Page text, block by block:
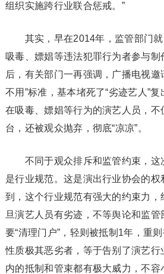
组织实施跨行业联合惩戒。”
其实，早在2014年，监管部门就
吸毒、嫖娼等违法犯罪行为者参与
后，有关部门一再强调，广播电视邀
不用”标准，基本堵死了“劣迹艺人”
在吸毒、嫖娼等行为的演艺人员，
台，还被观众抛弃，彻底“凉凉”。
不同于观众排斥和监管约束，这次
是行业规范。这是演出行业协会的
到，这个行业规范有强大的约束力，
旦演艺人员有劣迹，不等舆论和监
要“清理门户”，轻则被抵制1年，重
性质极其恶劣者，等于告别了演艺行
内的抵制和管束都有极大威力，不容